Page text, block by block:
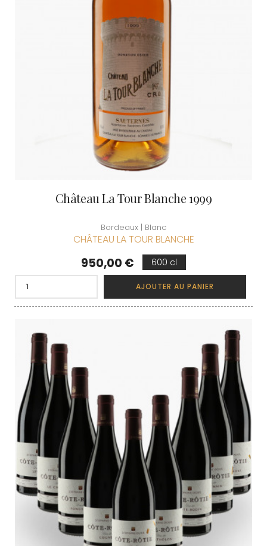
Château La Tour Blanche 1999
Bordeaux | Blanc
CHÂTEAU LA TOUR BLANCHE
Prix
950,00 € 600 cl
AJOUTER AU PANIER